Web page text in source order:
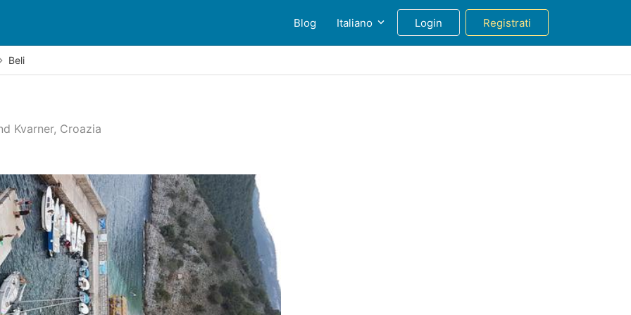
Blog Italiano Login Registrati
Beli
Kvarner, Croazia